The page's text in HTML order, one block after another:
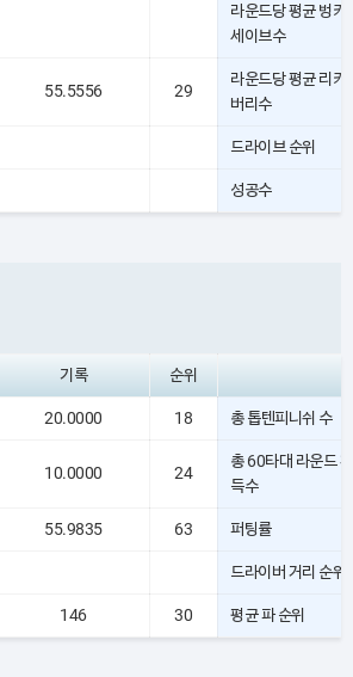
라운드당 평균 벙커
세이브수
55.5556 29
라운드당 평균 리커
버리수
드라이브 순위
성공수
기록 순위
20.0000 18 총 톱텐피니쉬 수
10.0000 24
총 60타대 라운드 획
득수
55.9835 63 퍼팅률
드라이버 거리 순위
146 30 평균 파 순위